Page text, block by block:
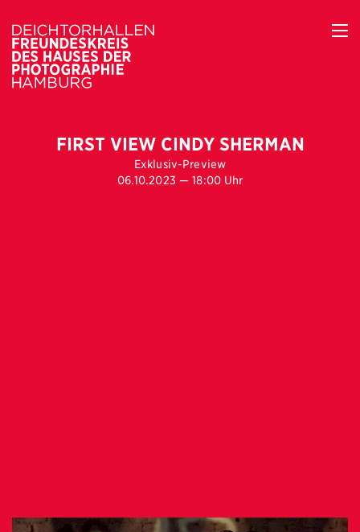
FIRST VIEW CINDY SHERMAN
Exklusiv-Preview
06.10.2023 — 18:00 Uhr